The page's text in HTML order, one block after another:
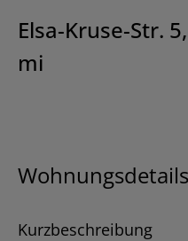
Elsa-Kruse-Str.
mi
Wohnungsdetails
Kurzbeschreibung